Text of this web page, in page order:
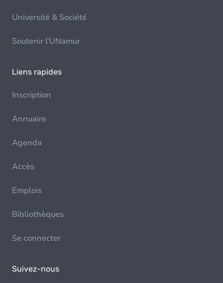
Université & Société
Soutenir l'UNamur
Liens rapides
Inscription
Annuaire
Agenda
Accès
Emplois
Bibliothèques
Se connecter
Suivez-nous